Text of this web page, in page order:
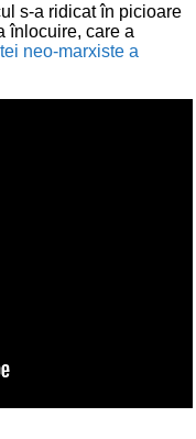
s-a ridicat în picioare
înlocuire, care a
neo-marxiste a